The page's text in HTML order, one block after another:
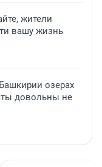
жители
вашу жизнь
озерах
довольны не